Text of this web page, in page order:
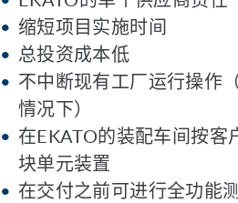
缩短项目实施时间
总投资成本低
不中断现有工厂运行操作
情况下）
在EKATO的装配车间按客
块单元装置
在交付之前可进行全功能